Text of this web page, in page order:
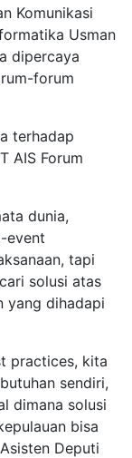
Komunikasi
Usman
dipercaya
forum
terhadap
AIS Forum
dunia,
event
tapi
solusi atas
yang dihadapi
practices, kita
sendiri,
dimana solusi
bisa
Deputi